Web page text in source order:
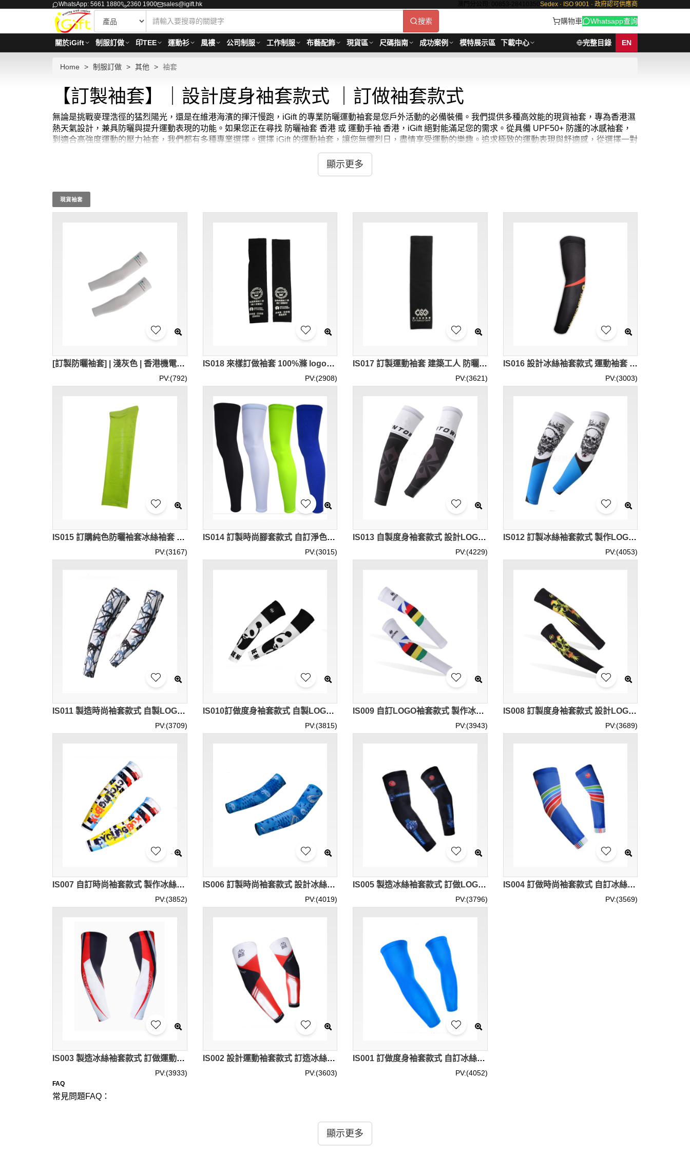
WhatsApp: 5661 1880 2360 1900 sales@igift.hk 澳門分公司: 00853-28410350 Sedex · ISO 9001 · 政府認可供應商
搜索 購物車 Whatsapp查詢
關於iGift 制服訂做 印TEE 運動衫 風褸 公司制服 工作制服 布藝配飾 現貨區 尺碼指南 成功案例 模特展示區 下載中心 完整目錄 EN
Home 制服訂做 其他 袖套
【訂製袖套】｜設計度身袖套款式 ｜訂做袖套款式
無論是挑戰麥理浩徑的猛烈陽光，還是在維港海濱的揮汗慢跑，iGift 的專業防曬運動袖套是您戶外活動的必備裝備。我們提供多種高效能的現貨袖套，專為香港濕
熱天氣設計，兼具防曬與提升運動表現的功能。如果您正在尋找 防曬袖套 香港 或 運動手袖 香港，iGift 絕對能滿足您的需求。從具備 UPF50+ 防護的冰感袖套，
到適合高強度運動的壓力袖套，我們都有多種專業選擇。選擇 iGift 的運動袖套，讓您無懼烈日，盡情享受運動的樂趣。 追求極致的運動表現與舒適感，從選擇一對
高品質的運動袖套開始。iGift 的現貨袖套不僅採用高科技冰感面料，能為皮膚帶來即時涼快感，更具備迅速排汗與高度透氣的功能，時刻保持乾爽。其高彈力貼合
設計能輕度加壓，穩定肌肉，減緩疲勞，是行山、跑步、單車、哥爾夫球、龍舟，甚至是駕駛或戶外工作者的首選。如果您特別需要冰袖 香港，我們有多種顏色及
款式供您選擇。立即選購 iGift 的防曬運動袖套，為您的夏日戶外活動提供全方位的專業保護，讓表現更上一層樓。
顯示更多
現貨袖套
[訂製防曬袖套] | 淺灰色 | 香港機電業工會聯合會 | 戶外運動 | 防曬 | IS019
PV:(792)
IS018 來樣訂做袖套 100%滌 logo袖套 紮鐵 工會 防曬手袖 防曬袖套 袖套供應商 電單車 車手 外賣員 餐飲快遞 防曬手袖
PV:(2908)
IS017 訂製運動袖套 建築工人 防曬袖套 95%錦綸 5%氨綸 袖套生產商
PV:(3621)
IS016 設計冰絲袖套款式 運動袖套 logo款式 袖套製造商
PV:(3003)
IS015 訂購純色防曬袖套冰絲袖套 設計戶外騎行運動袖套 印製logo冰袖 袖套製造商 電單車 車手 外賣員 餐飲快遞 防曬手袖 地盤 建築用
PV:(3167)
IS014 訂製時尚腳套款式 自訂淨色腳套款式 防曬 透氣 彈力 防滑 製作多色腳套款式 腳套製衣廠
PV:(3015)
IS013 自製度身袖套款式 設計LOGO袖套款式 訂做冰絲袖套款式 袖套專門店 電單車 車手 外賣員 餐飲快遞 防曬手袖
PV:(4229)
IS012 訂製冰絲袖套款式 製作LOGO袖套款式 自訂袖套款式 袖套生產商
PV:(4053)
IS011 製造時尚袖套款式 自製LOGO袖套款式 訂做袖套款式 袖套專營
PV:(3709)
IS010訂做度身袖套款式 自製LOGO袖套款式 製作冰絲袖套款式 袖套生產商
PV:(3815)
IS009 自訂LOGO袖套款式 製作冰絲袖套款式 訂製時尚袖套款式 袖套制服公司 地盤 建築用
PV:(3943)
IS008 訂製度身袖套款式 設計LOGO袖套款式 自訂冰絲袖套款式 袖套製造商
PV:(3689)
IS007 自訂時尚袖套款式 製作冰絲袖套款式 訂製LOGO袖套款式 袖套供應商
PV:(3852)
IS006 訂製時尚袖套款式 設計冰絲袖套款式 自訂袖套款式 袖套生產商
PV:(4019)
IS005 製造冰絲袖套款式 訂做LOGO袖套款式 設計時尚袖套款式 袖套製衣廠 電單車 車手 外賣員 餐飲快遞 防曬手袖
PV:(3796)
IS004 訂做時尚袖套款式 自訂冰絲袖套款式 製造袖套款式 袖套工廠
PV:(3569)
IS003 製造冰絲袖套款式 訂做運動袖套款式 設計袖套款式 袖套廠房 電單車 車手 外賣員 餐飲快遞 防曬手袖
PV:(3933)
IS002 設計運動袖套款式 訂造冰絲袖套款式 製作LOGO袖套款式 袖套專營
PV:(3603)
IS001 訂做度身袖套款式 自訂冰絲袖套款式 製作袖套款式 袖套專門店
PV:(4052)
FAQ
常見問題FAQ：
答：我們提供多種材質供您選擇，包括棉質、氨綸、聚酯纖維和混紡面料等。這些材質都具有良好的彈性和透氣性，適合長時間佩戴。顏色方面，我們有多種顏色
顯示更多